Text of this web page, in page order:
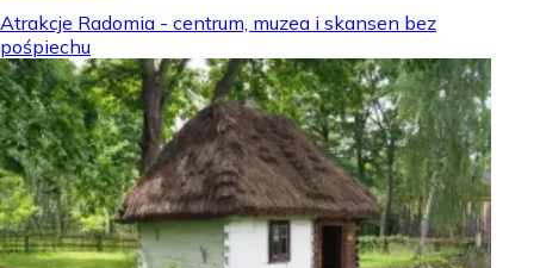
Atrakcje Radomia - centrum, muzea i skansen bez
pośpiechu